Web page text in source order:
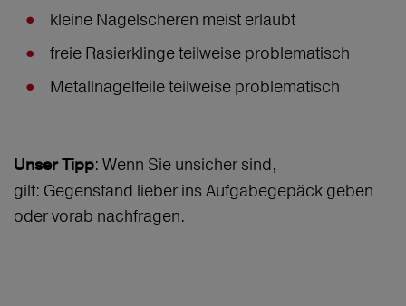
kleine Nagelscheren meist erlaubt
freie Rasierklinge teilweise problematisch
Metallnagelfeile teilweise problematisch
Unser Tipp: Wenn Sie unsicher sind,
gilt: Gegenstand lieber ins Aufgabegepäck geben
oder vorab nachfragen.